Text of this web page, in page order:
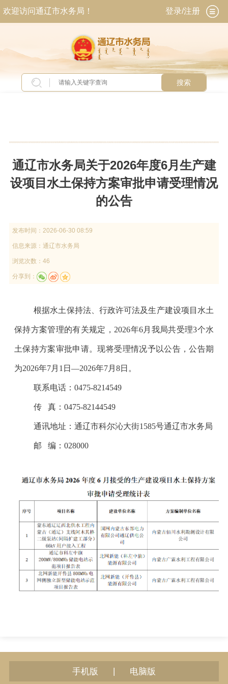
欢迎访问通辽市水务局！ 登录/注册
搜索
通辽市水务局关于2026年度6月生产建
设项目水土保持方案审批申请受理情况
的公告
发布时间： 2026-06-30 08:59
信息来源： 通辽市水务局
浏览次数：46
分享到：
根据水土保持法、行政许可法及生产建设项目水土
保持方案管理的有关规定， 2026年6月我局共受理3个水
土保持方案审批申请。现将受理情况予以公告，公告期
为2026年7月 1 日 —2026年7月 8日。
联系电话：0475-8214549
传 真：0475-82144549
通讯地址：通辽市科尔沁大街1585号通辽市水务局
邮 编：028000
手机版 | 电脑版